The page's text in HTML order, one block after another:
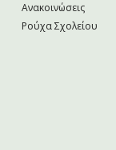
Ανακοινώσεις
Ρούχα Σχολείου